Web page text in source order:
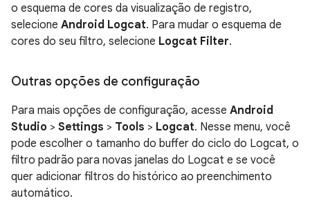
o esquema de cores da visualização de registro,
selecione Android Logcat. Para mudar o esquema de
cores do seu filtro, selecione Logcat Filter.
Outras opções de configuração
Para mais opções de configuração, acesse Android
Studio > Settings > Tools > Logcat. Nesse menu, você
pode escolher o tamanho do buffer do ciclo do Logcat, o
filtro padrão para novas janelas do Logcat e se você
quer adicionar filtros do histórico ao preenchimento
automático.